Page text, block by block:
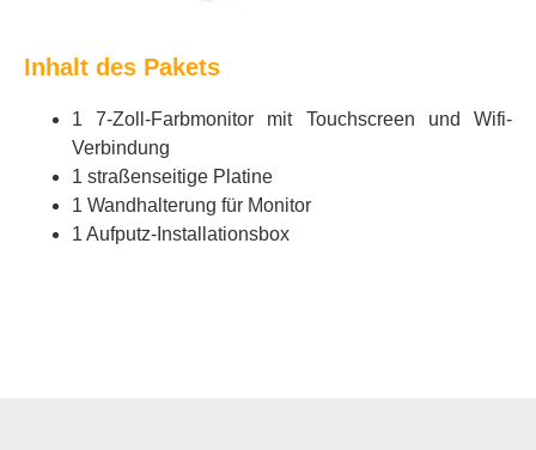
Inhalt des Pakets
1 7-Zoll-Farbmonitor mit Touchscreen und Wifi-
Verbindung
1 straßenseitige Platine
1 Wandhalterung für Monitor
1 Aufputz-Installationsbox